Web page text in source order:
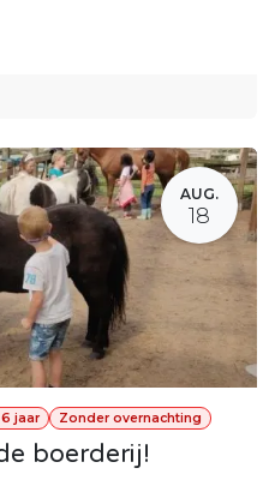
AUG.
18
6 jaar Zonder overnachting
boerderij!